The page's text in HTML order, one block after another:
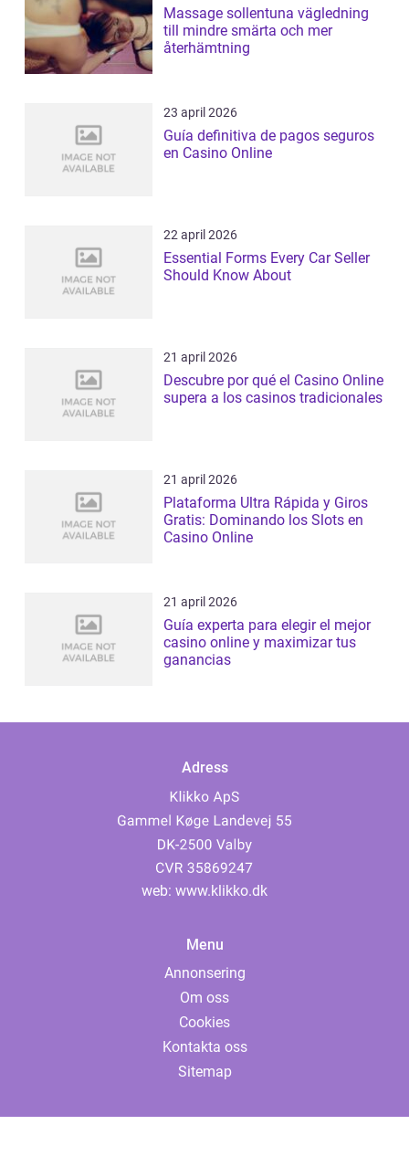
Massage sollentuna vägledning
till mindre smärta och mer
återhämtning
23 april 2026
Guía definitiva de pagos seguros
en Casino Online
22 april 2026
Essential Forms Every Car Seller
Should Know About
21 april 2026
Descubre por qué el Casino Online
supera a los casinos tradicionales
21 april 2026
Plataforma Ultra Rápida y Giros
Gratis: Dominando los Slots en
Casino Online
21 april 2026
Guía experta para elegir el mejor
casino online y maximizar tus
ganancias
Adress
web: www.klikko.dk
Menu
Annonsering
Om oss
Cookies
Kontakta oss
Sitemap